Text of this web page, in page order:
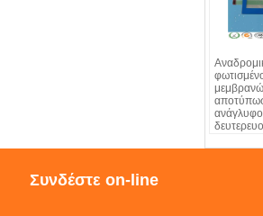
Polydome
Συνδέστε on-line